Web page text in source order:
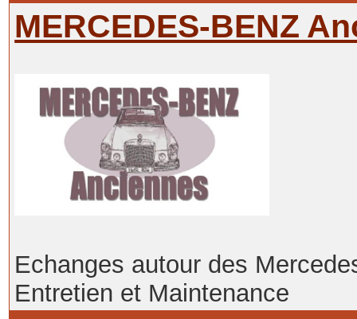
MERCEDES-BENZ
Echanges autour des
Entretien et Maintenance